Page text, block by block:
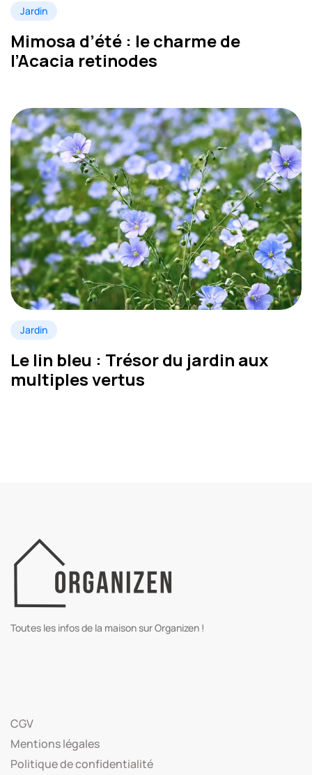
Jardin
Mimosa d’été : le charme de
l’Acacia retinodes
Jardin
Le lin bleu : Trésor du jardin aux
multiples vertus
Toutes les infos de la maison sur Organizen !
CGV
Mentions légales
Politique de confidentialité